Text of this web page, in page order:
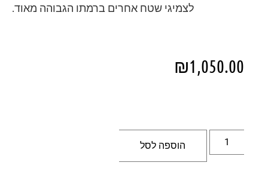
לצמיגי שטח אחרים ברמתו הגבוהה מאוד.
₪1,050.00
הוספה לסל